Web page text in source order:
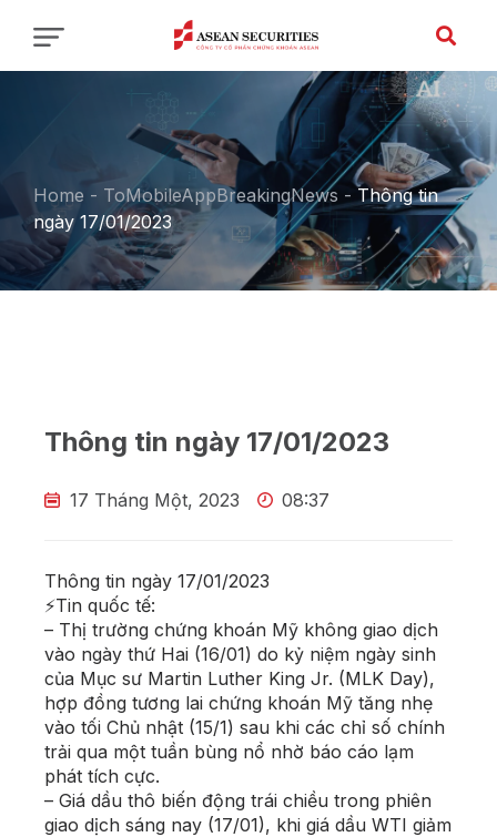
Home - ToMobileAppBreakingNews - Thông tin
ngày 17/01/2023
Thông tin ngày 17/01/2023
17 Tháng Một, 2023 08:37
Thông tin ngày 17/01/2023
⚡Tin quốc tế:
– Thị trường chứng khoán Mỹ không giao dịch
vào ngày thứ Hai (16/01) do kỷ niệm ngày sinh
của Mục sư Martin Luther King Jr. (MLK Day),
hợp đồng tương lai chứng khoán Mỹ tăng nhẹ
vào tối Chủ nhật (15/1) sau khi các chỉ số chính
trải qua một tuần bùng nổ nhờ báo cáo lạm
phát tích cực.
– Giá dầu thô biến động trái chiều trong phiên
giao dịch sáng nay (17/01), khi giá dầu WTI giảm